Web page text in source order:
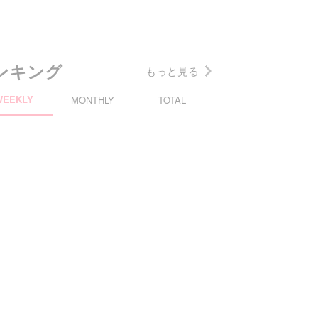
キング もっと見る
MONTHLY TOTAL